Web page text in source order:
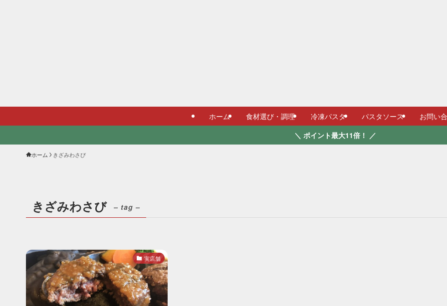
ホーム 食材選び・調理 冷凍パスタ パスタソース
お問い
＼ ポイント最大11倍！ ／
ホーム きざみわさび
きざみわさび – tag –
実店舗